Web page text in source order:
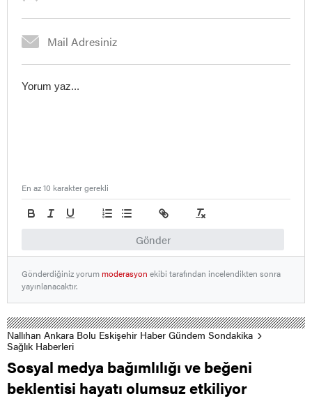
Gönder
En az 10 karakter gerekli
Gönderdiğiniz yorummoderasyon ekibi tarafından incelendikten sonra
yayınlanacaktır.
Nallıhan Ankara Bolu Eskişehir Haber Gündem Sondakika
Sağlık Haberleri
Sosyal medya bağımlılığı ve beğeni
beklentisi hayatı olumsuz etkiliyor